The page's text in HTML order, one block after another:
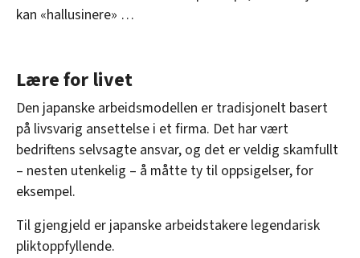
kan «hallusinere» …
Lære for livet
Den japanske arbeidsmodellen er tradisjonelt basert
på livsvarig ansettelse i et firma. Det har vært
bedriftens selvsagte ansvar, og det er veldig skamfullt
– nesten utenkelig – å måtte ty til oppsigelser, for
eksempel.
Til gjengjeld er japanske arbeidstakere legendarisk
pliktoppfyllende.